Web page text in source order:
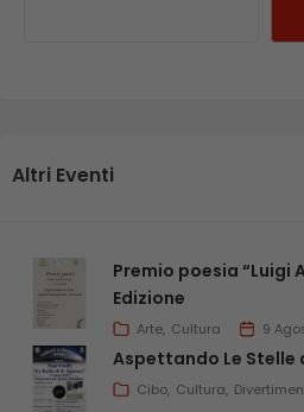
Altri Eventi
Premio poesia “Luigi
Edizione
Arte Cultura 9
Aspettando Le Stelle
Cibo Cultura